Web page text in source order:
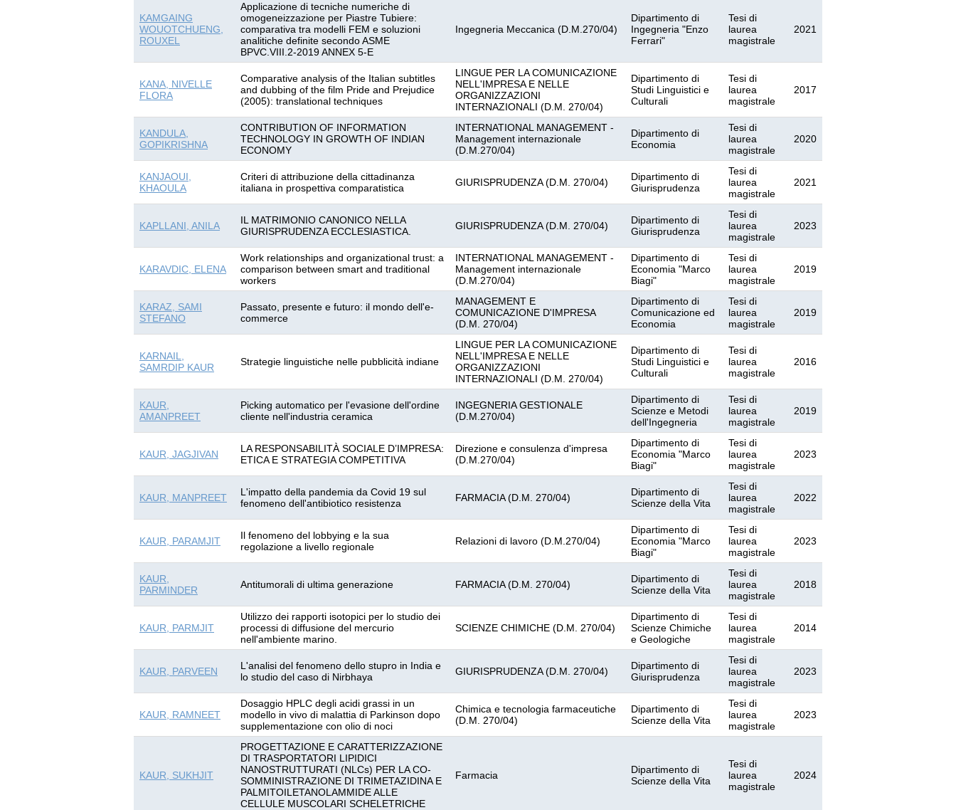
KAMGAING
WOUOTCHUENG,
ROUXEL
Applicazione di tecniche numeriche di
omogeneizzazione per Piastre Tubiere:
comparativa tra modelli FEM e soluzioni
analitiche definite secondo ASME
BPVC.VIII.2-2019 ANNEX 5-E
Ingegneria Meccanica (D.M.270/04)
Dipartimento di
Ingegneria "Enzo
Ferrari"
Tesi di
laurea
magistrale
2021
KANA, NIVELLE
FLORA
Comparative analysis of the Italian subtitles
and dubbing of the film Pride and Prejudice
(2005): translational techniques
LINGUE PER LA COMUNICAZIONE
NELL'IMPRESA E NELLE
ORGANIZZAZIONI
INTERNAZIONALI (D.M. 270/04)
Dipartimento di
Studi Linguistici e
Culturali
Tesi di
laurea
magistrale
2017
KANDULA,
GOPIKRISHNA
CONTRIBUTION OF INFORMATION
TECHNOLOGY IN GROWTH OF INDIAN
ECONOMY
INTERNATIONAL MANAGEMENT -
Management internazionale
(D.M.270/04)
Dipartimento di
Economia
Tesi di
laurea
magistrale
2020
KANJAOUI,
KHAOULA
Criteri di attribuzione della cittadinanza
italiana in prospettiva comparatistica
GIURISPRUDENZA (D.M. 270/04)
Dipartimento di
Giurisprudenza
Tesi di
laurea
magistrale
2021
KAPLLANI, ANILA
IL MATRIMONIO CANONICO NELLA
GIURISPRUDENZA ECCLESIASTICA.
GIURISPRUDENZA (D.M. 270/04)
Dipartimento di
Giurisprudenza
Tesi di
laurea
magistrale
2023
KARAVDIC, ELENA
Work relationships and organizational trust: a
comparison between smart and traditional
workers
INTERNATIONAL MANAGEMENT -
Management internazionale
(D.M.270/04)
Dipartimento di
Economia "Marco
Biagi"
Tesi di
laurea
magistrale
2019
KARAZ, SAMI
STEFANO
Passato, presente e futuro: il mondo dell'e-
commerce
MANAGEMENT E
COMUNICAZIONE D'IMPRESA
(D.M. 270/04)
Dipartimento di
Comunicazione ed
Economia
Tesi di
laurea
magistrale
2019
KARNAIL,
SAMRDIP KAUR
Strategie linguistiche nelle pubblicità indiane
LINGUE PER LA COMUNICAZIONE
NELL'IMPRESA E NELLE
ORGANIZZAZIONI
INTERNAZIONALI (D.M. 270/04)
Dipartimento di
Studi Linguistici e
Culturali
Tesi di
laurea
magistrale
2016
KAUR,
AMANPREET
Picking automatico per l'evasione dell'ordine
cliente nell'industria ceramica
INGEGNERIA GESTIONALE
(D.M.270/04)
Dipartimento di
Scienze e Metodi
dell'Ingegneria
Tesi di
laurea
magistrale
2019
KAUR, JAGJIVAN
LA RESPONSABILITÀ SOCIALE D’IMPRESA:
ETICA E STRATEGIA COMPETITIVA
Direzione e consulenza d'impresa
(D.M.270/04)
Dipartimento di
Economia "Marco
Biagi"
Tesi di
laurea
magistrale
2023
KAUR, MANPREET
L'impatto della pandemia da Covid 19 sul
fenomeno dell'antibiotico resistenza
FARMACIA (D.M. 270/04)
Dipartimento di
Scienze della Vita
Tesi di
laurea
magistrale
2022
KAUR, PARAMJIT
Il fenomeno del lobbying e la sua
regolazione a livello regionale
Relazioni di lavoro (D.M.270/04)
Dipartimento di
Economia "Marco
Biagi"
Tesi di
laurea
magistrale
2023
KAUR,
PARMINDER
Antitumorali di ultima generazione FARMACIA (D.M. 270/04)
Dipartimento di
Scienze della Vita
Tesi di
laurea
magistrale
2018
KAUR, PARMJIT
Utilizzo dei rapporti isotopici per lo studio dei
processi di diffusione del mercurio
nell'ambiente marino.
SCIENZE CHIMICHE (D.M. 270/04)
Dipartimento di
Scienze Chimiche
e Geologiche
Tesi di
laurea
magistrale
2014
KAUR, PARVEEN
L'analisi del fenomeno dello stupro in India e
lo studio del caso di Nirbhaya
GIURISPRUDENZA (D.M. 270/04)
Dipartimento di
Giurisprudenza
Tesi di
laurea
magistrale
2023
KAUR, RAMNEET
Dosaggio HPLC degli acidi grassi in un
modello in vivo di malattia di Parkinson dopo
supplementazione con olio di noci
Chimica e tecnologia farmaceutiche
(D.M. 270/04)
Dipartimento di
Scienze della Vita
Tesi di
laurea
magistrale
2023
KAUR, SUKHJIT
PROGETTAZIONE E CARATTERIZZAZIONE
DI TRASPORTATORI LIPIDICI
NANOSTRUTTURATI (NLCs) PER LA CO-
SOMMINISTRAZIONE DI TRIMETAZIDINA E
PALMITOILETANOLAMMIDE ALLE
CELLULE MUSCOLARI SCHELETRICHE
Farmacia
Dipartimento di
Scienze della Vita
Tesi di
laurea
magistrale
2024